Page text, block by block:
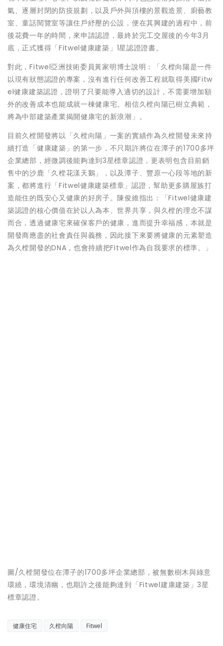
氣、逐層封閉的防疫規劃，以及戶外與頂樓的景觀造景、廚藝教
室、童話閱覽室等讓住戶紓壓的公設，便在其興建的過程中，前
後花費一年的時間，來申請認證，最終於完工交屋後的今年3月
底，正式獲得「Fitwel健康建築」1星認證證書。
對此，Fitwel亞洲技術委員黃家明博士說明：「久樘向陽是一件
以現有狀態認證的專案，沒有進行任何改善工程就取得美國Fitw
el健康建築認證，證明了只要能導入適切的設計，不需要增加額
外的改善成本也能成就一棟健康宅。相信久樘向陽已樹立典範，
將為中部建築產業揭開健康宅的新浪潮」。
目前久樘開發將以「久樘向陽」一案的實績作為久樘開發未來持
續打造「健康建築」的第一步，不只期許將位在潭子的1700多坪
企業總部，經微調後能夠達到3星標章認證，更表明包含目前銷
售中的沙鹿「久樘花漾天鵝」，以及潭子、豐原一心段等地的新
案，都將進行「Fitwel健康建築標章」認證，幫助更多購屋族打
造能住的既安心又健康的好房子。陳俊維指出：「Fitwel健康建
築認證的核心價值在於以人為本、世界共享，與久樘的理念不謀
而合，透過健康宅來確保客戶的健康，進而提升幸福感，本就是
開發商應盡的社會責任與義務，因此接下來要將健康的元素塑造
為久樘開發的DNA，也會持續把Fitwel作為自我要求的標準。」
圖/久樘開發位在潭子的1700多坪企業總部，被無數樹木與綠意
環繞，環境清幽，也期許之後能夠達到「Fitwel建康建築」3星
標章認證。
健康住宅 久樘向陽 Fitwel